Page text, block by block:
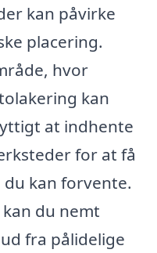
kan påvirke
placering.
hvor
kan
at indhente
for at få
kan forvente.
du nemt
fra pålidelige